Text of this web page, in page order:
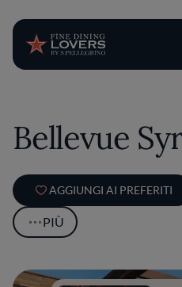
Bellevue
AGGIUNGI AI PREFERITI
PIÙ